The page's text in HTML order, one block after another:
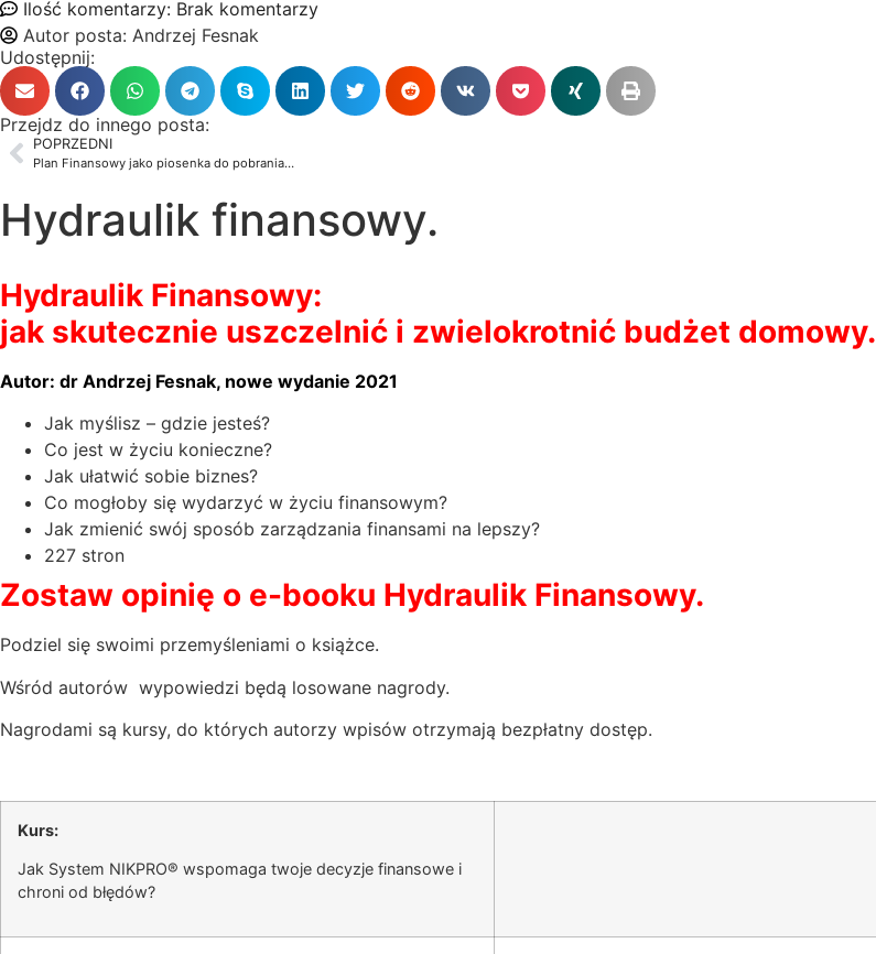
Ilość komentarzy: Brak komentarzy
Autor posta: Andrzej Fesnak
Udostępnij:
Przejdz do innego posta:
POPRZEDNI
Plan Finansowy jako piosenka do pobrania…
Hydraulik finansowy.
Hydraulik Finansowy:
jak skutecznie uszczelnić i zwielokrotnić budżet domowy.
Autor: dr Andrzej Fesnak, nowe wydanie 2021
Jak myślisz – gdzie jesteś?
Co jest w życiu konieczne?
Jak ułatwić sobie biznes?
Co mogłoby się wydarzyć w życiu finansowym?
Jak zmienić swój sposób zarządzania finansami na lepszy?
227 stron
Zostaw opinię o e-booku Hydraulik Finansowy.
Podziel się swoimi przemyśleniami o książce.
Wśród autorów wypowiedzi będą losowane nagrody.
Nagrodami są kursy, do których autorzy wpisów otrzymają bezpłatny dostęp.
Kurs:
Jak System NIKPRO® wspomaga twoje decyzje finansowe i
chroni od błędów?